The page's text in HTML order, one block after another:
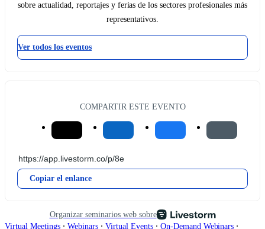
sobre actualidad, reportajes y ferias de los sectores profesionales más
representativos.
Ver todos los eventos
COMPARTIR ESTE EVENTO
Copiar el enlance
Organizar seminarios web sobre
Virtual Meetings ∙ Webinars ∙ Virtual Events ∙ On-Demand Webinars ∙